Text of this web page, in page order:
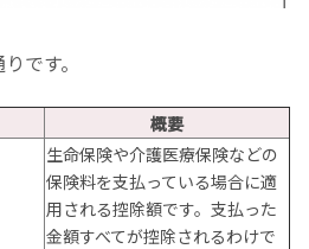
です。
概要
生命保険や介護医療保険などの
保険料を支払っている場合に適
用される控除額です。支払った
金額すべてが控除されるわけで